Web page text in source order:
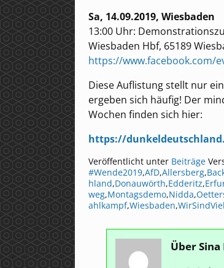
Sa, 14.09.2019, Wiesbaden
13:00 Uhr:
Wiesbaden Hbf, 65189
https://www.facebook.com/
Diese Auflistung stellt nur
ergeben sich häufig! Der
Wochen finden sich hier:
https://
Veröffentlicht unter Beiträge
#Wende2019,AfD,Allersberg,
hland,Donauwörth,Edderitz,
weg,Montagsdemo,Nidda,
ahlkampf,Wiesbaden,
Über